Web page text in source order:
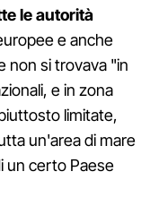
le autorità
e anche
non si trovava "in
e in zona
limitate,
un'area di mare
un certo Paese